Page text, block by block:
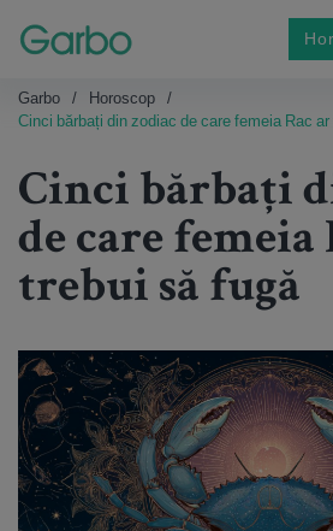
Garbo
Horoscop
Cinci bărbați din zodiac de care femeia Rac
Cinci bărbați
de care femeia
trebui să fugă